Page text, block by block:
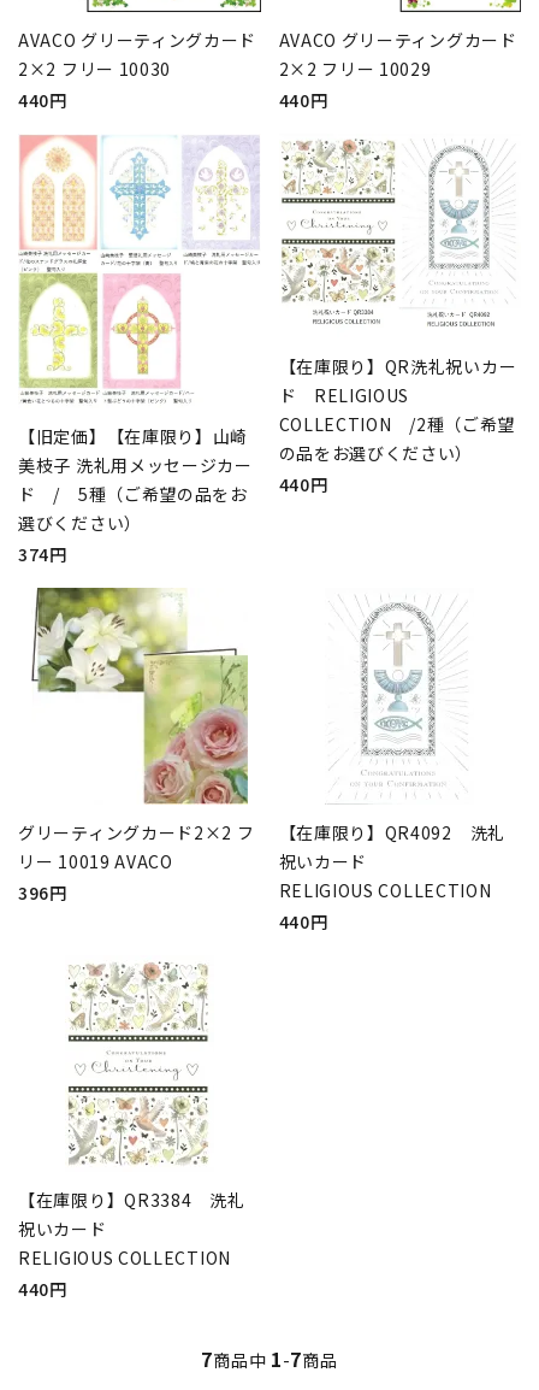
AVACO グリーティングカード
2×2 フリー 10030
440円
AVACO グリーティングカード
2×2 フリー 10029
440円
【旧定価】【在庫限り】山崎
美枝子 洗礼用メッセージカー
ド / 5種（ご希望の品をお
選びください）
374円
【在庫限り】QR洗礼祝いカー
ド RELIGIOUS
COLLECTION /2種（ご希望
の品をお選びください）
440円
グリーティングカード2×2 フ
リー 10019 AVACO
396円
【在庫限り】QR4092 洗礼
祝いカード
RELIGIOUS COLLECTION
440円
【在庫限り】QR3384 洗礼
祝いカード
RELIGIOUS COLLECTION
440円
7商品中 1-7商品